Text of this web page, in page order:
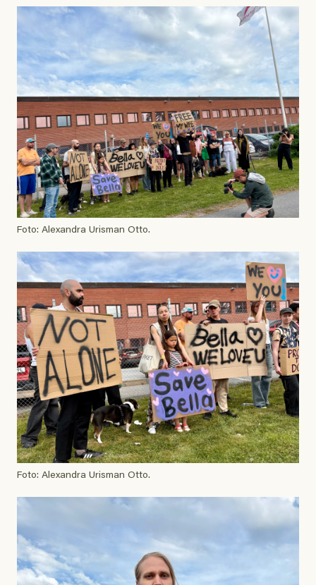
Foto: Alexandra Urisman Otto.
Foto: Alexandra Urisman Otto.